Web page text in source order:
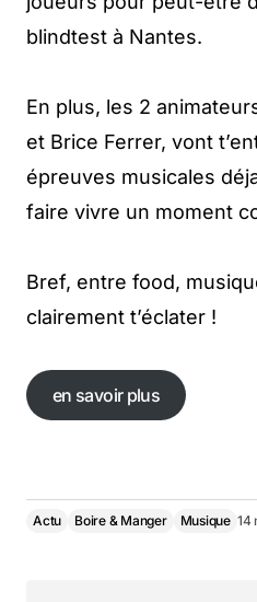
blindtest à Nantes.
En plus, les 2
et Brice Ferrer, vont
épreuves musicales
faire vivre un moment
Bref, entre food,
clairement t’éclater !
en savoir plus
en savoir plus
Actu Boire & Manger Musique 14